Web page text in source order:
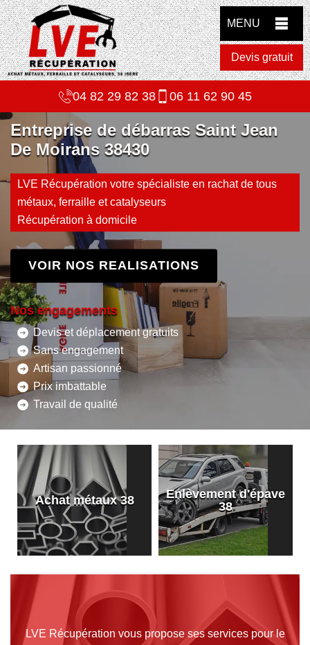
MENU
Devis gratuit
04 82 29 82 38 06 11 62 90 45
Entreprise de débarras Saint Jean
De Moirans 38430
LVE Récupération votre spécialiste en rachat de tous
métaux, ferraille et catalyseurs
Récupération à domicile
VOIR NOS REALISATIONS
Nos engagements
Devis et déplacement gratuits
Sans engagement
Artisan passionné
Prix imbattable
Travail de qualité
Achat métaux 38
Enlèvement d'épave
38
LVE Récupération vous propose ses services pour le